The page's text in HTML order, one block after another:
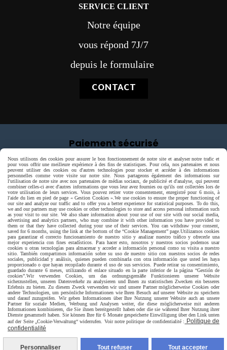
SERVICE CLIENT
Notre équipe
vous répond 7J/7
depuis le formulaire
CONTACT
Paiement sécurisé
Livraison rapide
Nous utilisons des cookies pour assurer le bon fonctionnement de notre site et analyser notre trafic et
pour vous offrir une meilleure expérience à des fins de statistiques. Pour cela, nos partenaires et nous
peuvent utiliser des cookies ou d'autres technologies pour stocker et accéder à des informations
personnelles comme votre visite sur notre site. Nous partageons également des informations sur
l'utilisation de notre site avec nos partenaires de médias sociaux, de publicité et d'analyse, qui peuvent
combiner celles-ci avec d'autres informations que vous leur avez fournies ou qu'ils ont collectées lors de
votre utilisation de leurs services. Vous pouvez retirer votre consentement, enregistré pour 6 mois, à
l'aide du lien en pied de page « Gestion Cookies ». We use cookies to ensure the proper functioning of
our site and analyze our traffic and to offer you a better experience for statistical purposes. To do this,
we and our partners may use cookies or other technologies to store and access personal information such
as your visit to our site. We also share information about your use of our site with our social media,
advertising and analytics partners, who may combine it with other information you have provided to
them or that they have collected during your use of their services. You can withdraw your consent,
saved for 6 months, using the link at the bottom of the “Cookie Management” page. Utilizamos cookies
para garantizar el correcto funcionamiento de nuestro sitio y analizar nuestro tráfico y ofrecerle una
mejor experiencia con fines estadísticos. Para hacer esto, nosotros y nuestros socios podemos usar
cookies u otras tecnologías para almacenar y acceder a información personal como su visita a nuestro
sitio. También compartimos información sobre su uso de nuestro sitio con nuestros socios de redes
sociales, publicidad y análisis, quienes pueden combinarla con otra información que usted les haya
proporcionado o que hayan recopilado durante el uso de sus servicios. Puede retirar su consentimiento,
guardado durante 6 meses, utilizando el enlace situado en la parte inferior de la página “Gestión de
cookies”. Wir verwenden Cookies, um das ordnungsgemäße Funktionieren unserer Website
sicherzustellen, unseren Datenverkehr zu analysieren und Ihnen zu statistischen Zwecken ein besseres
Erlebnis zu bieten. Zu diesem Zweck verwenden wir und unsere Partner möglicherweise Cookies oder
andere Technologien, um persönliche Informationen wie Ihren Besuch auf unserer Website zu speichern
und darauf zuzugreifen. Wir geben Informationen über Ihre Nutzung unserer Website auch an unsere
Partner für soziale Medien, Werbung und Analysen weiter, die diese möglicherweise mit anderen
Informationen kombinieren, die Sie ihnen bereitgestellt haben oder die sie während Ihrer Nutzung ihrer
Dienste gesammelt haben. Sie können Ihre für 6 Monate gespeicherte Einwilligung über den Link unten
auf der Seite „Cookie-Verwaltung“ widerrufen. Voir notre politique de confidentialité :
Politique de
confidentialité
Personnaliser Tout refuser Tout accepter